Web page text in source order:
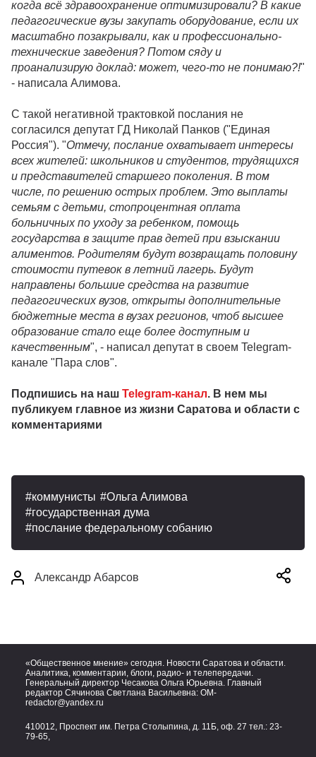
когда всё здравоохранение оптимизировали? В какие
педагогические вузы закупать оборудование, если их
масштабно позакрывали, как и профессионально-
технические заведения? Потом сяду и
проанализирую доклад: может, чего-то не понимаю?!"
- написала Алимова.
С такой негативной трактовкой послания не
согласился депутат ГД Николай Панков ("Единая
Россия"). "Отмечу, послание охватывает интересы
всех жителей: школьников и студентов, трудящихся
и представителей старшего поколения. В том
числе, по решению острых проблем. Это выплаты
семьям с детьми, стопроцентная оплата
больничных по уходу за ребенком, помощь
государства в защите прав детей при взыскании
алиментов. Родителям будут возвращать половину
стоимости путевок в летний лагерь. Будут
направлены большие средства на развитие
педагогических вузов, открыты дополнительные
бюджетные места в вузах регионов, чтоб высшее
образование стало еще более доступным и
качественным", - написал депутат в своем Telegram-
канале "Пара слов".
Подпишись на наш Telegram-канал. В нем мы
публикуем главное из жизни Саратова и области с
комментариями
коммунисты
Ольга Алимова
государственная дума
послание федеральному собанию
Александр Абарсов
«Общественное мнение» сегодня. Новости Саратова и области.
Аналитика, комментарии, блоги, радио- и телепередачи.
Генеральный директор Чесакова Ольга Юрьевна. Главный
редактор Сячинова Светлана Васильевна: OM-
redactor@yandex.ru
410012, Проспект им. Петра Столыпина, д. 11Б, оф. 27 тел.: 23-
79-65,